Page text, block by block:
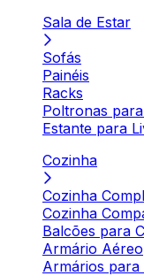
Sala de Estar
Sofás
Painéis
Racks
Poltronas
Estante para
Cozinha
Cozinha
Cozinha
Balcões para
Armário Aéreo
Armários para